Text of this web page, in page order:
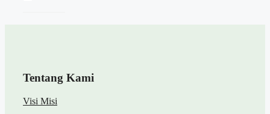
Tentang Kami
Visi Misi